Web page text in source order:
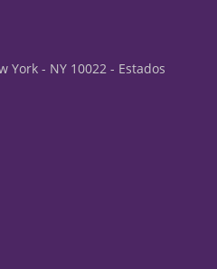
York - NY 10022 - Estados